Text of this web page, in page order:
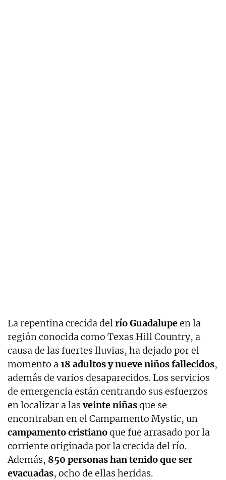
La repentina crecida delrío Guadalupeen la
región conocida como Texas Hill Country, a
causa de las fuertes lluvias, ha dejado por el
momento a18 adultos y nueve niños fallecidos,
además de varios desaparecidos. Los servicios
de emergencia están centrando sus esfuerzos
en localizar a lasveinte niñasque se
encontraban en el Campamento Mystic, un
campamento cristianoque fue arrasado por la
corriente originada por la crecida del río.
Además, 850 personas han tenido que ser
evacuadas, ocho de ellas heridas.